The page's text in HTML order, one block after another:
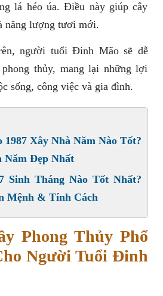
lá héo úa. Điều này giúp cây
năng lượng tươi mới.
người tuổi Đinh Mão sẽ dễ
phong thủy, mang lại những lợi
sống, công việc và gia đình.
Xây Nhà Năm Nào Tốt?
Năm Đẹp Nhất
Sinh Tháng Nào Tốt Nhất?
Mệnh & Tính Cách
Phong Thủy Phổ
Người Tuổi Đinh